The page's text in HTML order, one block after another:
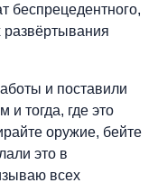
беспрецедентного,
развёртывания
и поставили
тогда, где это
оружие, бейте
это в
всех